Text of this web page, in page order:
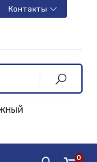
Контакты
0